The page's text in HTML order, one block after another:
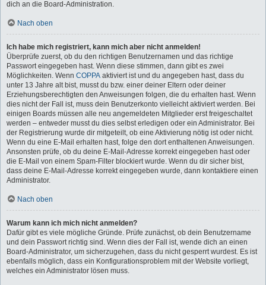
dich an die Board-Administration.
Nach oben
Ich habe mich registriert, kann mich aber nicht anmelden!
Überprüfe zuerst, ob du den richtigen Benutzernamen und das richtige
Passwort eingegeben hast. Wenn diese stimmen, dann gibt es zwei
Möglichkeiten. Wenn COPPA aktiviert ist und du angegeben hast, dass du
unter 13 Jahre alt bist, musst du bzw. einer deiner Eltern oder deiner
Erziehungsberechtigten den Anweisungen folgen, die du erhalten hast. Wenn
dies nicht der Fall ist, muss dein Benutzerkonto vielleicht aktiviert werden. Bei
einigen Boards müssen alle neu angemeldeten Mitglieder erst freigeschaltet
werden – entweder musst du dies selbst erledigen oder ein Administrator. Bei
der Registrierung wurde dir mitgeteilt, ob eine Aktivierung nötig ist oder nicht.
Wenn du eine E-Mail erhalten hast, folge den dort enthaltenen Anweisungen.
Ansonsten prüfe, ob du deine E-Mail-Adresse korrekt eingegeben hast oder
die E-Mail von einem Spam-Filter blockiert wurde. Wenn du dir sicher bist,
dass deine E-Mail-Adresse korrekt eingegeben wurde, dann kontaktiere einen
Administrator.
Nach oben
Warum kann ich mich nicht anmelden?
Dafür gibt es viele mögliche Gründe. Prüfe zunächst, ob dein Benutzername
und dein Passwort richtig sind. Wenn dies der Fall ist, wende dich an einen
Board-Administrator, um sicherzugehen, dass du nicht gesperrt wurdest. Es ist
ebenfalls möglich, dass ein Konfigurationsproblem mit der Website vorliegt,
welches ein Administrator lösen muss.